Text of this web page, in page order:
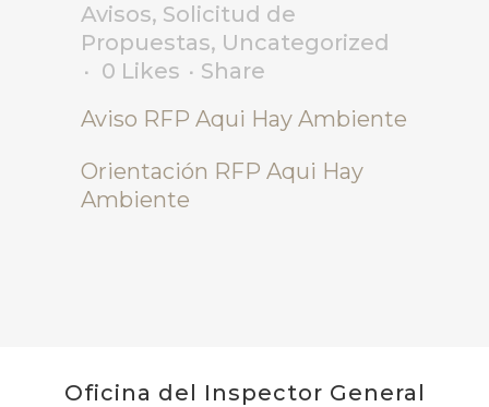
Avisos, Solicitud de
Propuestas, Uncategorized
0 Likes
Share
Aviso RFP Aqui Hay Ambiente
Orientación RFP Aqui Hay
Ambiente
Oficina del Inspector General